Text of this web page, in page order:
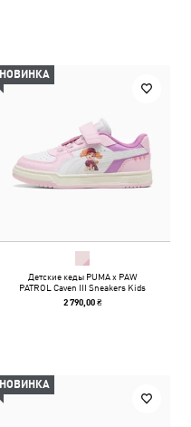
НОВИНКА
Детские кеды PUMA x PAW
PATROL Caven III Sneakers Kids
2 790,00 ₴
НОВИНКА